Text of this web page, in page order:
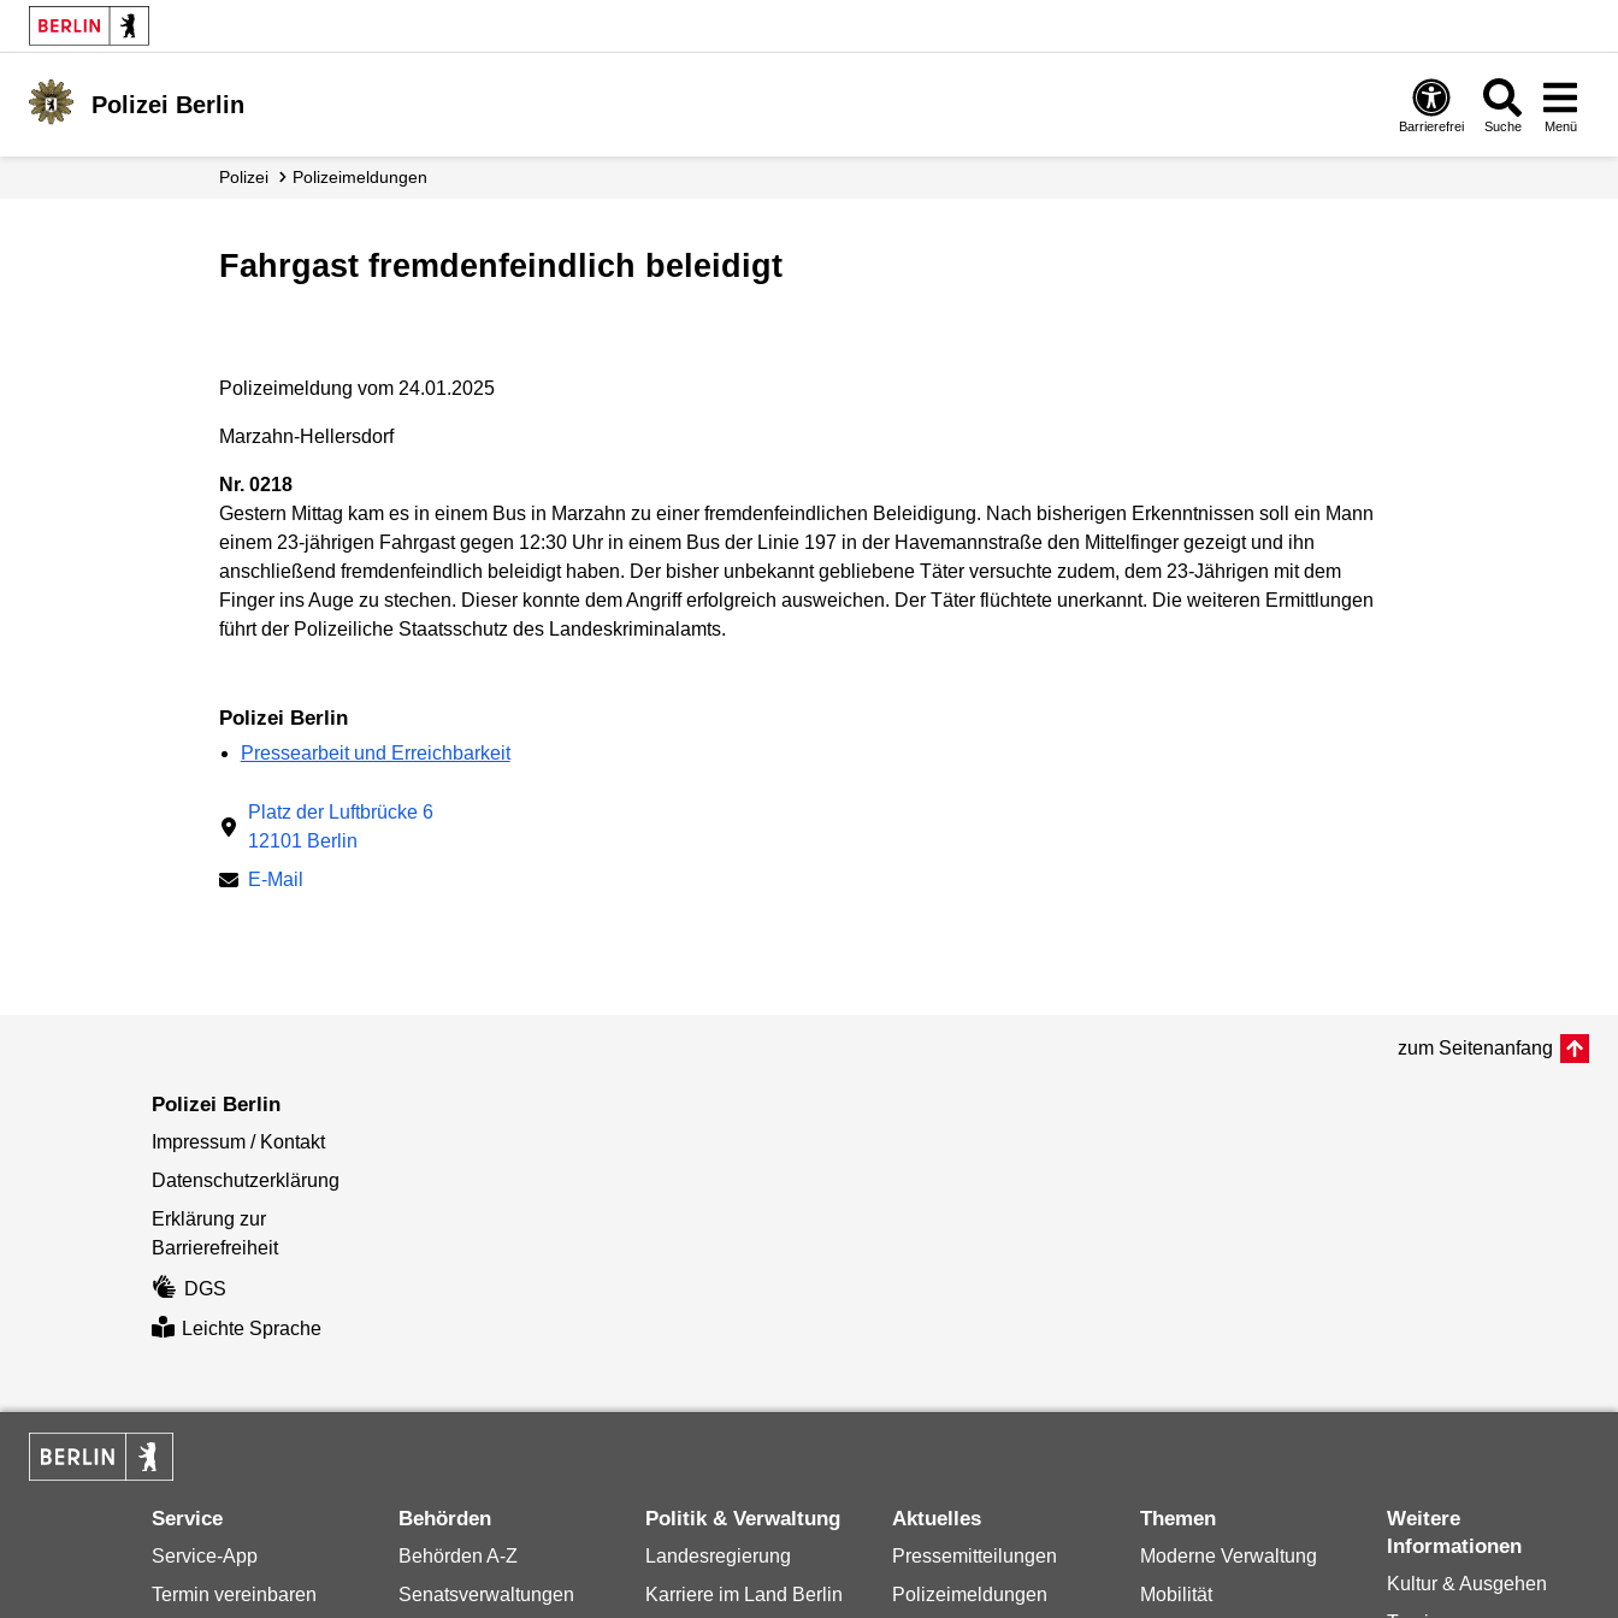
Polizei Berlin
Barrierefrei Suche Menü
Polizei Polizei­meldungen
Fahrgast fremdenfeindlich beleidigt
Polizeimeldung vom 24.01.2025
Marzahn-Hellersdorf
Nr. 0218
Gestern Mittag kam es in einem Bus in Marzahn zu einer fremdenfeindlichen Beleidigung. Nach bisherigen Erkenntnissen soll ein Mann
einem 23-jährigen Fahrgast gegen 12:30 Uhr in einem Bus der Linie 197 in der Havemannstraße den Mittelfinger gezeigt und ihn
anschließend fremdenfeindlich beleidigt haben. Der bisher unbekannt gebliebene Täter versuchte zudem, dem 23-Jährigen mit dem
Finger ins Auge zu stechen. Dieser konnte dem Angriff erfolgreich ausweichen. Der Täter flüchtete unerkannt. Die weiteren Ermittlungen
führt der Polizeiliche Staatsschutz des Landeskriminalamts.
Polizei Berlin
Pressearbeit und Erreichbarkeit
Platz der Luftbrücke 6
12101 Berlin
E-Mail
zum Seitenanfang
Polizei Berlin
Impressum / Kontakt
Datenschutzerklärung
Erklärung zur
Barrierefreiheit
DGS
Leichte Sprache
Service
Service-App
Termin vereinbaren
Behörden
Behörden A-Z
Senatsverwaltungen
Politik & Verwaltung
Landesregierung
Karriere im Land Berlin
Aktuelles
Pressemitteilungen
Polizeimeldungen
Themen
Moderne Verwaltung
Mobilität
Weitere
Informationen
Kultur & Ausgehen